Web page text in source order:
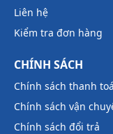
Liên hệ
Kiểm tra đơn hàng
CHÍNH SÁCH
Chính sách thanh
Chính sách vận
Chính sách đổi trả